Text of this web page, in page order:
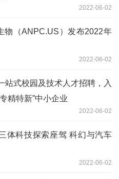
2022-06-02
物（ANPC.US）发布2022年
2022-06-02
站式校园及技术人才招聘，入
精特新”中小企业
2022-06-02
体科技探索座驾 科幻与汽车
2022-06-02